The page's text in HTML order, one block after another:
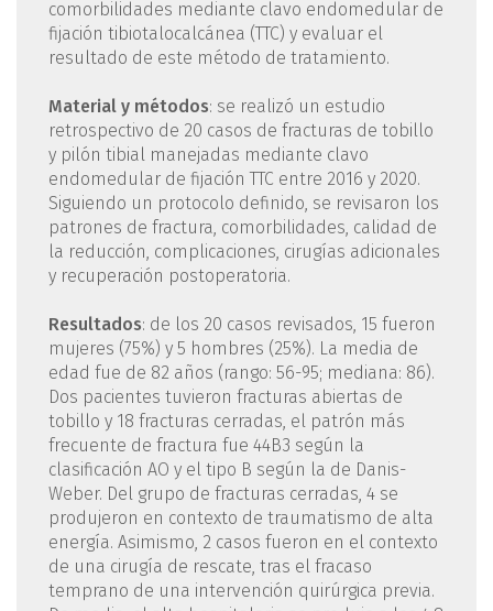
comorbilidades mediante clavo endomedular de
fijación tibiotalocalcánea (TTC) y evaluar el
resultado de este método de tratamiento.
Material y métodos: se realizó un estudio
retrospectivo de 20 casos de fracturas de tobillo
y pilón tibial manejadas mediante clavo
endomedular de fijación TTC entre 2016 y 2020.
Siguiendo un protocolo definido, se revisaron los
patrones de fractura, comorbilidades, calidad de
la reducción, complicaciones, cirugías adicionales
y recuperación postoperatoria.
Resultados: de los 20 casos revisados, 15 fueron
mujeres (75%) y 5 hombres (25%). La media de
edad fue de 82 años (rango: 56-95; mediana: 86).
Dos pacientes tuvieron fracturas abiertas de
tobillo y 18 fracturas cerradas, el patrón más
frecuente de fractura fue 44B3 según la
clasificación AO y el tipo B según la de Danis-
Weber. Del grupo de fracturas cerradas, 4 se
produjeron en contexto de traumatismo de alta
energía. Asimismo, 2 casos fueron en el contexto
de una cirugía de rescate, tras el fracaso
temprano de una intervención quirúrgica previa.